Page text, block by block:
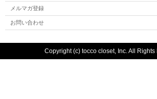
メルマガ登録
お問い合わせ
Copyright (c) tocco closet, Inc. All Rights